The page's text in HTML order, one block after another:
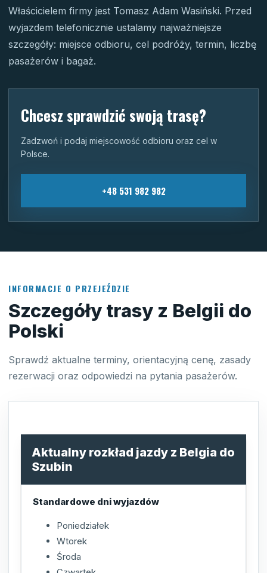
Właścicielem firmy jest Tomasz Adam Wasiński. Przed
wyjazdem telefonicznie ustalamy najważniejsze
szczegóły: miejsce odbioru, cel podróży, termin, liczbę
pasażerów i bagaż.
Chcesz sprawdzić swoją trasę?
Zadzwoń i podaj miejscowość odbioru oraz cel w
Polsce.
+48 531 982 982
INFORMACJE O PRZEJEŹDZIE
Szczegóły trasy z Belgii do
Polski
Sprawdź aktualne terminy, orientacyjną cenę, zasady
rezerwacji oraz odpowiedzi na pytania pasażerów.
Aktualny rozkład jazdy z Belgia do
Szubin
Standardowe dni wyjazdów
Poniedziałek
Wtorek
Środa